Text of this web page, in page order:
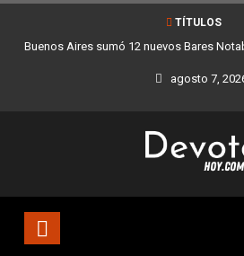
TÍTULOS
Buenos Aires sumó 12 nuevos Bares
Ciudad
agosto 7,